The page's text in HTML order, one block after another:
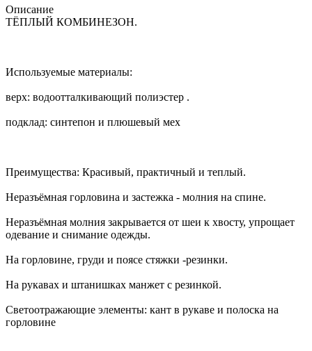
Описание
ТЁПЛЫЙ КОМБИНЕЗОН.
Используемые материалы:
верх: водоотталкивающий полиэстер .
подклад: синтепон и плюшевый мех
Преимущества: Красивый, практичный и теплый.
Неразъёмная горловина и застежка - молния на спине.
Неразъёмная молния закрывается от шеи к хвосту, упрощает
одевание и снимание одежды.
На горловине, груди и поясе стяжки -резинки.
На рукавах и штанишках манжет с резинкой.
Светоотражающие элементы: кант в рукаве и полоска на
горловине